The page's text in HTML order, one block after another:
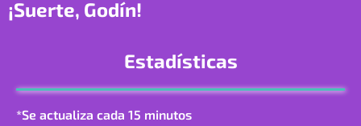
¡Suerte, Godín!
Estadísticas
*Se actualiza cada 15 minutos